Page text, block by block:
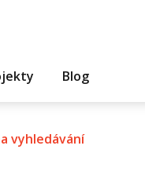
Blog
vyhledávání